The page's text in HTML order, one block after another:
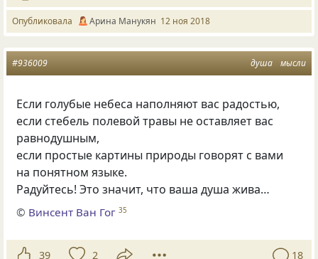
Опубликовала Арина Манукян 12 ноя 2018
душа мысли
#936009
Если голубые небеса наполняют вас радостью,
если стебель полевой травы не оставляет вас
равнодушным,
если простые картины природы говорят с вами
на понятном языке.
Радуйтесь! Это значит, что ваша душа жива…
© Винсент Ван Гог 35
39 2 18